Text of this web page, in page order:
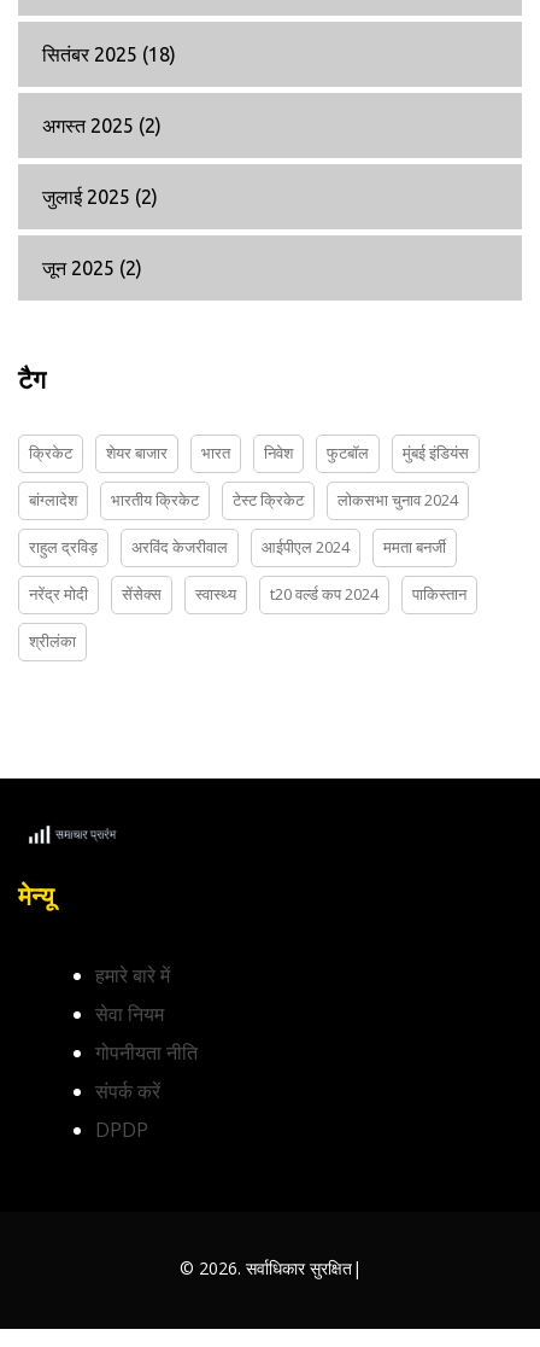
सितंबर 2025 (18)
अगस्त 2025 (2)
जुलाई 2025 (2)
जून 2025 (2)
टैग
क्रिकेट शेयर बाजार भारत निवेश फुटबॉल मुंबई इंडियंस
बांग्लादेश भारतीय क्रिकेट टेस्ट क्रिकेट लोकसभा चुनाव 2024
राहुल द्रविड़ अरविंद केजरीवाल आईपीएल 2024 ममता बनर्जी
नरेंद्र मोदी सेंसेक्स स्वास्थ्य t20 वर्ल्ड कप 2024 पाकिस्तान
श्रीलंका
मेन्यू
हमारे बारे में
सेवा नियम
गोपनीयता नीति
संपर्क करें
DPDP
© 2026. सर्वाधिकार सुरक्षित|